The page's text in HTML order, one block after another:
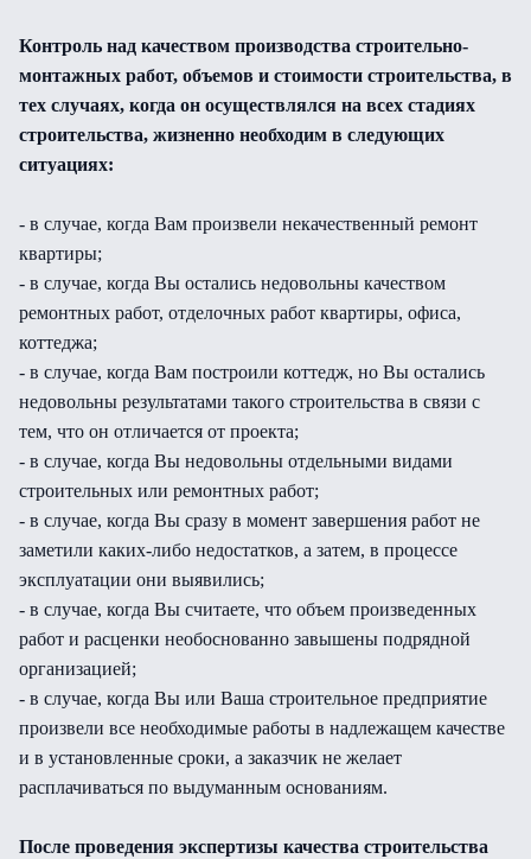
Контроль над качеством производства строительно-
монтажных работ, объемов и стоимости строительства, в
тех случаях, когда он осуществлялся на всех стадиях
строительства, жизненно необходим в следующих
ситуациях:
- в случае, когда Вам произвели некачественный ремонт
квартиры;
- в случае, когда Вы остались недовольны качеством
ремонтных работ, отделочных работ квартиры, офиса,
коттеджа;
- в случае, когда Вам построили коттедж, но Вы остались
недовольны результатами такого строительства в связи с
тем, что он отличается от проекта;
- в случае, когда Вы недовольны отдельными видами
строительных или ремонтных работ;
- в случае, когда Вы сразу в момент завершения работ не
заметили каких-либо недостатков, а затем, в процессе
эксплуатации они выявились;
- в случае, когда Вы считаете, что объем произведенных
работ и расценки необоснованно завышены подрядной
организацией;
- в случае, когда Вы или Ваша строительное предприятие
произвели все необходимые работы в надлежащем качестве
и в установленные сроки, а заказчик не желает
расплачиваться по выдуманным основаниям.
После проведения экспертизы качества строительства